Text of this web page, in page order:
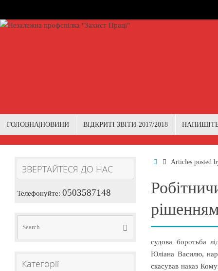
to
content
ГОЛОВНА|НОВИНИ ВІДКРИТІ ЗВІТИ-2017/2018
HomeArticles posted
судова боротьба
Юліана Василю,
скасував наказ
ЗВЕРТАЙТЕСЯ ДО НАС
Телефонуйте: 0503587148
Search
Search
Категорії